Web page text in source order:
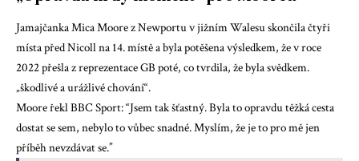
Jamajčanka Mica Moore z Newportu v jižním Walesu skončila čtyři
místa před Nicoll na 14. místě a byla potěšena výsledkem, že v roce
2022 přešla z reprezentace GB poté, co tvrdila, že byla svědkem.
„škodlivé a urážlivé chování“.
Moore řekl BBC Sport: “Jsem tak šťastný. Byla to opravdu těžká cesta
dostat se sem, nebylo to vůbec snadné. Myslím, že je to pro mě jen
příběh nevzdávat se.”